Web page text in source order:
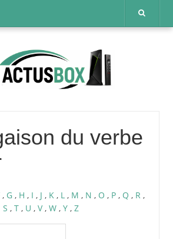
du verbe
, G , H , I , J , K , L , M , N , O , P , Q , R ,
S , T , U , V, W , Y , Z